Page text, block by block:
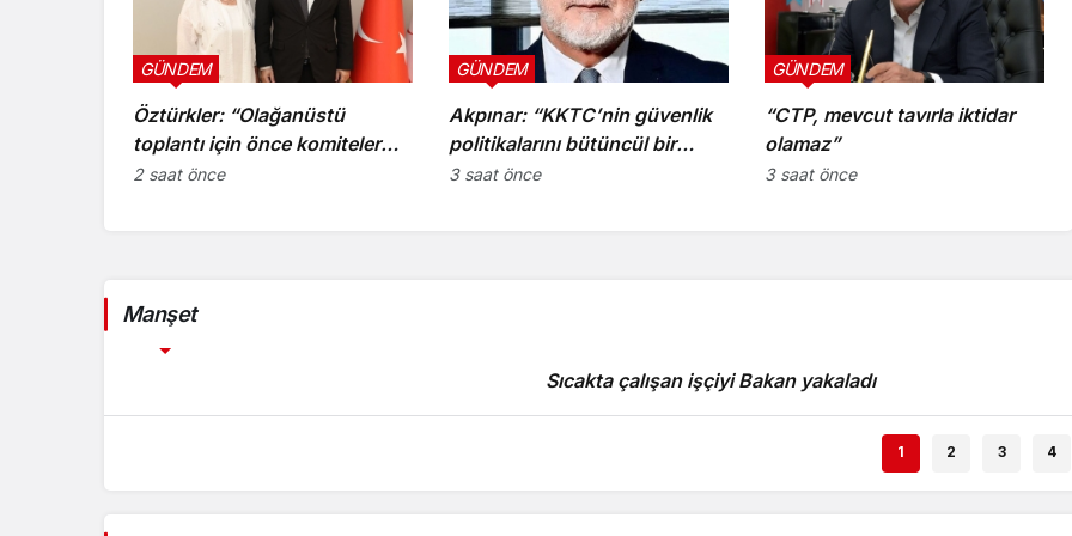
Öztürkler: “Olağanüstü
toplantı için önce komiteler
gerekli kararları üretmeli”
GÜNDEM
2 saat önce
Akpınar: “KKTC’nin güvenlik
politikalarını bütüncül bir
yaklaşımla yeniden
GÜNDEM
3 saat önce
“CTP, mevcut tavırla iktidar
olamaz”
GÜNDEM
3 saat önce
Manşet
Sıcakta çalışan işçiyi Bakan yakaladı
1 2 3 4